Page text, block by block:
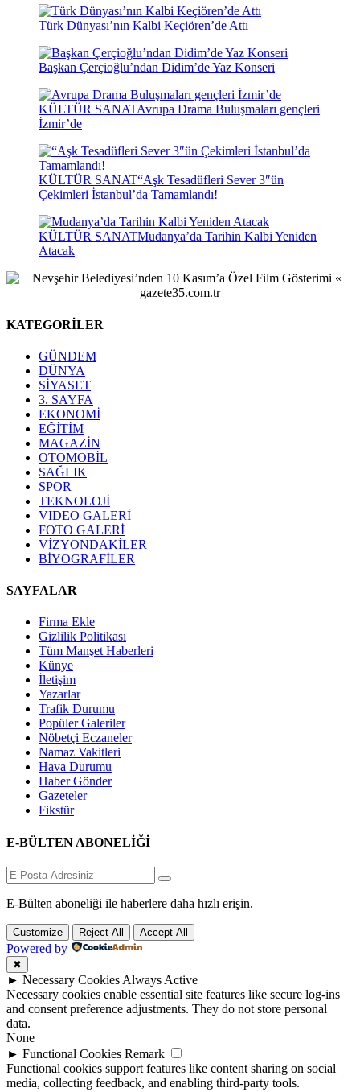
Türk Dünyası’nın Kalbi Keçiören’de Attı
Başkan Çerçioğlu’ndan Didim’de Yaz Konseri
KÜLTÜR SANATAvrupa Drama Buluşmaları gençleri
İzmir’de
KÜLTÜR SANAT“Aşk Tesadüfleri Sever 3″ün
Çekimleri İstanbul’da Tamamlandı!
KÜLTÜR SANATMudanya’da Tarihin Kalbi Yeniden
Atacak
KATEGORİLER
GÜNDEM
DÜNYA
SİYASET
3. SAYFA
EKONOMİ
EĞİTİM
MAGAZİN
OTOMOBİL
SAĞLIK
SPOR
TEKNOLOJİ
VIDEO GALERİ
FOTO GALERİ
VİZYONDAKİLER
BİYOGRAFİLER
SAYFALAR
Firma Ekle
Gizlilik Politikası
Tüm Manşet Haberleri
Künye
İletişim
Yazarlar
Trafik Durumu
Popüler Galeriler
Nöbetçi Eczaneler
Namaz Vakitleri
Hava Durumu
Haber Gönder
Gazeteler
Fikstür
E-BÜLTEN ABONELİĞİ
E-Bülten aboneliği ile haberlere daha hızlı erişin.
Customize Reject All Accept All
Powered by
✖
► Necessary Cookies Always Active
Necessary cookies enable essential site features like secure log-ins
and consent preference adjustments. They do not store personal
data.
None
► Functional Cookies Remark
Functional cookies support features like content sharing on social
media, collecting feedback, and enabling third-party tools.